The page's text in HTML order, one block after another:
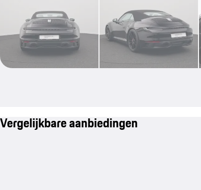
Vergelijkbare aanbiedingen